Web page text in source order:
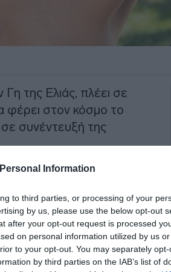
Information
to third parties, or processing of your
by us, please use the below opt-out
after your opt-out request is processed
on personal information utilized by us
to your opt-out. You may separately
by third parties on the IAB’s list of
της Ελιάς, πλέει σε
φέρει στον κόσμο το
συνέντευξή της
με τους
όπου